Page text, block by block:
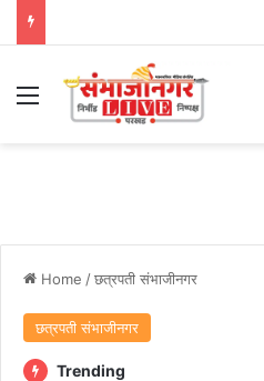
Menu
Home /छत्रपती संभाजीनगर
छत्रपती संभाजीनगर
Trending